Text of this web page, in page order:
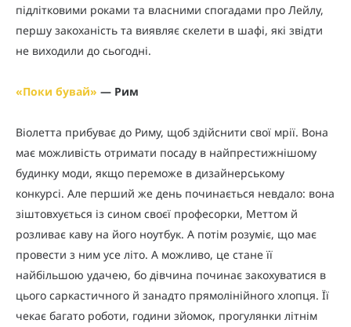
підлітковими роками та власними спогадами про Лейлу,
першу закоханість та виявляє скелети в шафі, які звідти
не виходили до сьогодні.
«Поки бувай» — Рим
Віолетта прибуває до Риму, щоб здійснити свої мрії. Вона
має можливість отримати посаду в найпрестижнішому
будинку моди, якщо переможе в дизайнерському
конкурсі. Але перший же день починається невдало: вона
зіштовхується із сином своєї професорки, Меттом й
розливає каву на його ноутбук. А потім розуміє, що має
провести з ним усе літо. А можливо, це стане її
найбільшою удачею, бо дівчина починає закохуватися в
цього саркастичного й занадто прямолінійного хлопця. Її
чекає багато роботи, години зйомок, прогулянки літнім